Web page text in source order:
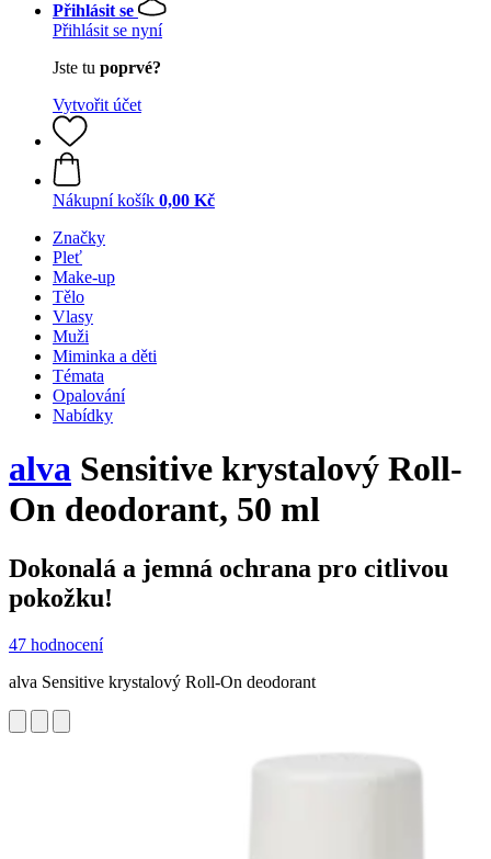
Přihlásit se
Přihlásit se nyní
Jste tu poprvé?
Vytvořit účet
Nákupní košík 0,00 Kč
Značky
Pleť
Make-up
Tělo
Vlasy
Muži
Miminka a děti
Témata
Opalování
Nabídky
alva Sensitive krystalový Roll-
On deodorant, 50 ml
Dokonalá a jemná ochrana pro citlivou
pokožku!
47 hodnocení
alva Sensitive krystalový Roll-On deodorant